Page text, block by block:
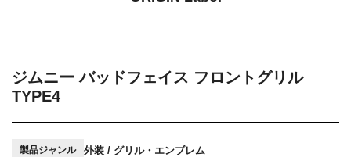
ジムニー バッドフェイス フロントグリル
TYPE4
製品ジャンル 外装 / グリル・エンブレム